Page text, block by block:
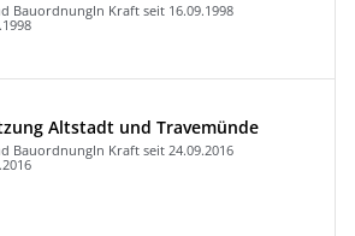
BauordnungIn Kraft seit 16.09.1998
Altstadt und Travemünde
BauordnungIn Kraft seit 24.09.2016